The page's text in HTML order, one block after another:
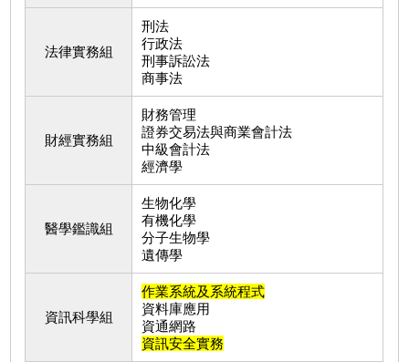
法律實務組
刑法
行政法
刑事訴訟法
商事法
財經實務組
財務管理
證券交易法與商業會計法
中級會計法
經濟學
醫學鑑識組
生物化學
有機化學
分子生物學
遺傳學
資訊科學組
作業系統及系統程式
資料庫應用
資通網路
資訊安全實務